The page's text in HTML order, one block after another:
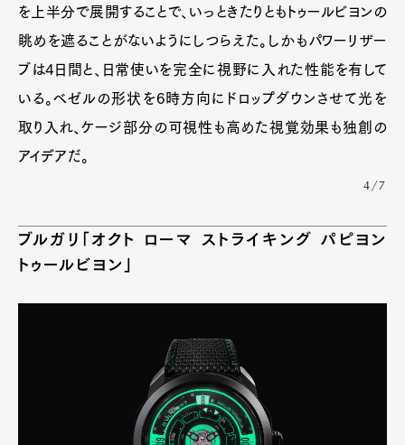
を上半分で展開することで、いっときたりともトゥールビヨンの
眺めを遮ることがないようにしつらえた。しかもパワーリザー
ブは4日間と、日常使いを完全に視野に入れた性能を有して
いる。ベゼルの形状を6時方向にドロップダウンさせて光を
取り入れ、ケージ部分の可視性も高めた視覚効果も独創の
アイデアだ。
4/7
ブルガリ「オクト ローマ ストライキング パピヨン
トゥールビヨン」